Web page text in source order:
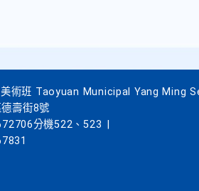
美術班 Taoyuan Municipal Yang Ming
壽街8號
分機522、523